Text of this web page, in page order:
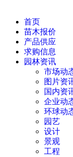
首页
苗木报价
产品供应
求购信息
园林资讯
市场动
图片资
国内资
企业动
环球动
园艺
设计
景观
工程